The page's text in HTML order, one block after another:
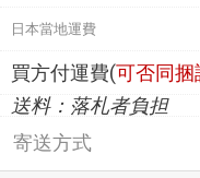
日本當地運費
買方付運費(可否同捆
送料：落札者負担
寄送方式